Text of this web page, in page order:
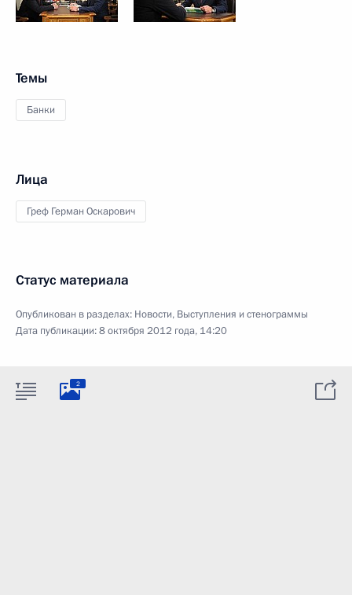
Темы
Банки
Лица
Греф Герман Оскарович
Статус материала
Опубликован в разделах: Новости, Выступления и стенограммы
Дата публикации:8 октября 2012 года, 14:20
2